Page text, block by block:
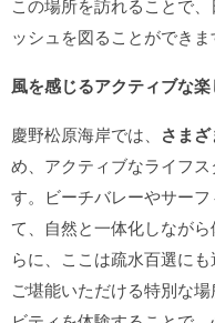
この場所を訪れることで
ッシュを図ることができま
風を感じるアクティブな
慶野松原海岸では、 さま
め、アクティブなライフ
す。ビーチバレーやサー
て、自然と一体化しなが
らに、ここは疏水百選に
ご堪能いただける特別な